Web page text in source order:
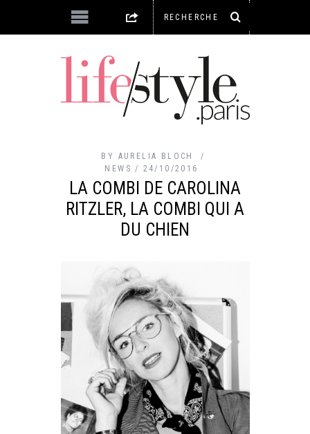
BY
AURELIA BLOCH
NEWS
24/10/2016
LA COMBI DE CAROLINA
RITZLER, LA COMBI QUI A
DU CHIEN